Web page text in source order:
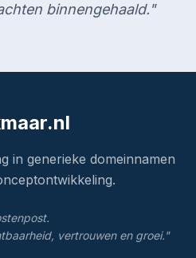
binnengehaald."
in generieke domeinnamen
vertrouwen en groei."